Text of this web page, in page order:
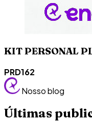
KIT PERSONAL
PRD162
Nosso blog
Últimas